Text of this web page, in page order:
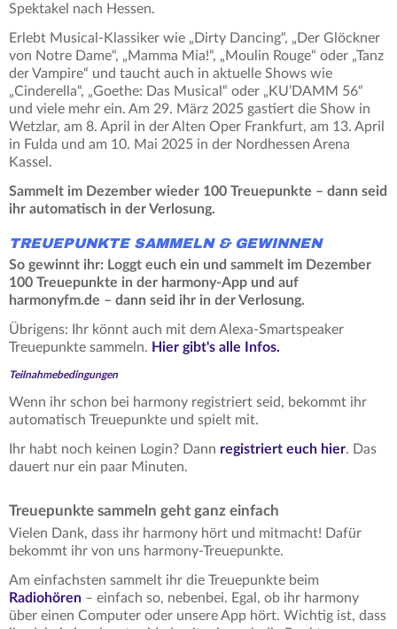
Spektakel nach Hessen.
Erlebt Musical-Klassiker wie „Dirty Dancing“, „Der Glöckner
von Notre Dame“, „Mamma Mia!“, „Moulin Rouge“ oder „Tanz
der Vampire“ und taucht auch in aktuelle Shows wie
„Cinderella“, „Goethe: Das Musical“ oder „KU’DAMM 56“
und viele mehr ein. Am 29. März 2025 gastiert die Show in
Wetzlar, am 8. April in der Alten Oper Frankfurt, am 13. April
in Fulda und am 10. Mai 2025 in der Nordhessen Arena
Kassel.
Sammelt im Dezember wieder 100 Treuepunkte – dann seid
ihr automatisch in der Verlosung.
TREUEPUNKTE SAMMELN & GEWINNEN
So gewinnt ihr: Loggt euch ein und sammelt im Dezember
100 Treuepunkte in der harmony-App und auf
harmonyfm.de – dann seid ihr in der Verlosung.
Übrigens: Ihr könnt auch mit dem Alexa-Smartspeaker
Treuepunkte sammeln. Hier gibt's alle Infos.
Teilnahmebedingungen
Wenn ihr schon bei harmony registriert seid, bekommt ihr
automatisch Treuepunkte und spielt mit.
Ihr habt noch keinen Login? Dann registriert euch hier. Das
dauert nur ein paar Minuten.
Treuepunkte sammeln geht ganz einfach
Vielen Dank, dass ihr harmony hört und mitmacht! Dafür
bekommt ihr von uns harmony-Treuepunkte.
Am einfachsten sammelt ihr die Treuepunkte beim
Radiohören – einfach so, nebenbei. Egal, ob ihr harmony
über einen Computer oder unsere App hört. Wichtig ist, dass